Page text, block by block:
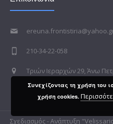
210-34-22-058
Τριών Ιεραρχών 29, Άνω
Σχεδιασμός - Ανάπτυξη
Συνεχίζοντας τη χρήση του
χρήση cookies.